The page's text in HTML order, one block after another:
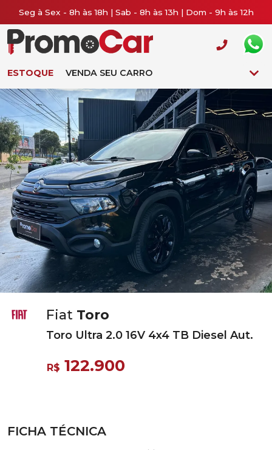
Seg à Sex - 8h às 18h | Sab - 8h às 13h | Dom - 9h às 12h
ESTOQUE VENDA SEU CARRO
Fiat Toro
Toro Ultra 2.0 16V 4x4 TB Diesel Aut.
R$ 122.900
FICHA TÉCNICA